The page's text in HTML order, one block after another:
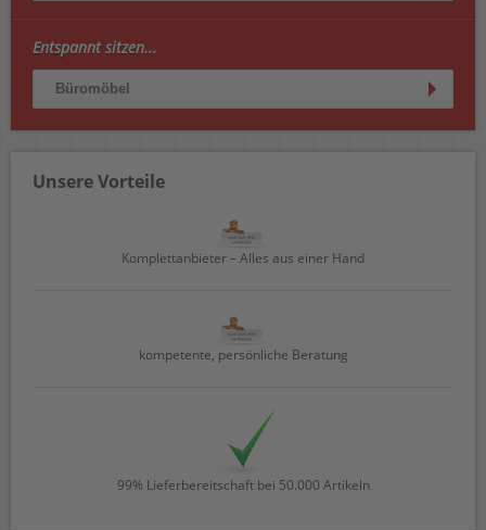
Entspannt sitzen...
Büromöbel
Unsere Vorteile
Komplettanbieter – Alles aus einer Hand
kompetente, persönliche Beratung
99% Lieferbereitschaft bei 50.000 Artikeln